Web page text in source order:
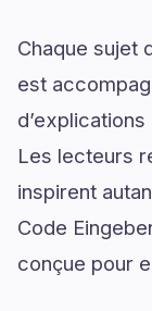
Chaque sujet
est
Les lecteurs
inspirent
Code
conçue pour